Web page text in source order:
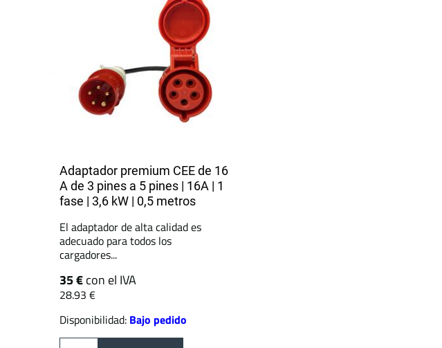
Adaptador premium CEE de 16
A de 3 pines a 5 pines | 16A | 1
fase | 3,6 kW | 0,5 metros
El adaptador de alta calidad es
adecuado para todos los
cargadores...
35 €con el IVA
28.93 €
Disponibilidad: Bajo pedido